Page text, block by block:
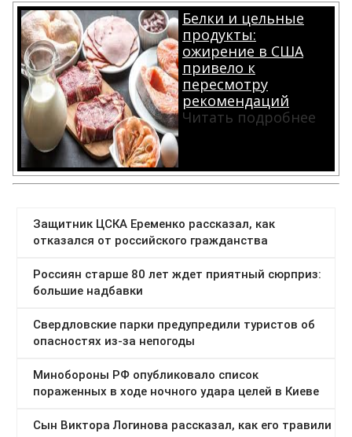
Белки и цельные
продукты:
ожирение в США
привело к
пересмотру
рекомендаций
Читать подробнее